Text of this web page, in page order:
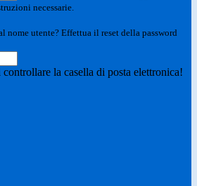
necessarie.
nome utente? Effettua il reset della password
la casella di posta elettronica!